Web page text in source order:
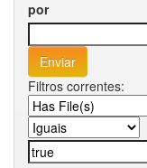
por
Filtros correntes: